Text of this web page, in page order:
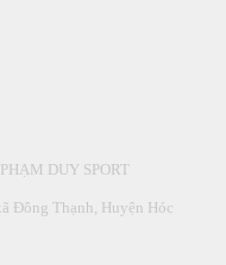
DUY SPORT
Đông Thạnh, Huyện Hóc